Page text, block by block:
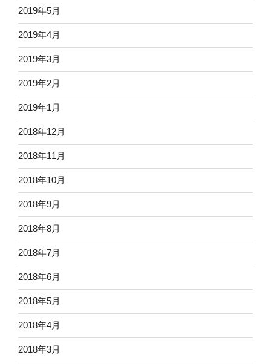
2019年5月
2019年4月
2019年3月
2019年2月
2019年1月
2018年12月
2018年11月
2018年10月
2018年9月
2018年8月
2018年7月
2018年6月
2018年5月
2018年4月
2018年3月